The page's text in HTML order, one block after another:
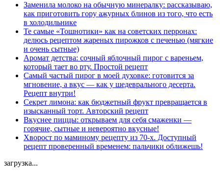
Заменила молоко на обычную минералку: рассказываю,
как приготовить гору ажурных блинов из того, что есть
в холодильнике
Те самые «Тошнотики» как на советских перронах:
делюсь рецептом жареных пирожков с печенью (мягкие
и очень сытные)
Аромат детства: сочный яблочный пирог с вареньем,
который тает во рту. Простой рецепт
Самый частый пирог в моей духовке: готовится за
мгновение, а вкус — как у шедеврального десерта.
Рецепт внутри!
Секрет лимона: как бюджетный фрукт превращается в
изысканный торт. Авторский рецепт
Вкуснее пиццы: открываем для себя смаженки —
горячие, сытные и невероятно вкусные!
Хворост по маминому рецепту из 70-х. Доступный
рецепт проверенный временем: пальчики оближешь!
загрузка...